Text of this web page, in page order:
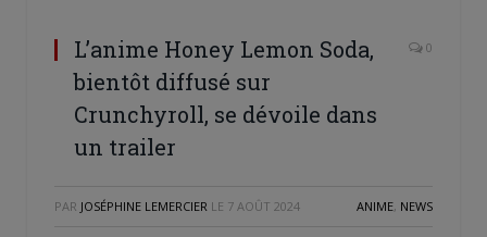
L’anime Honey Lemon Soda,
bientôt diffusé sur
Crunchyroll, se dévoile dans
un trailer
0
PAR JOSÉPHINE LEMERCIER LE 7 AOÛT 2024 ANIME, NEWS